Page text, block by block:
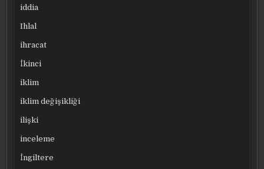
iddia
Ihlal
ihracat
İkinci
iklim
iklim değişikliği
ilişki
inceleme
İngiltere